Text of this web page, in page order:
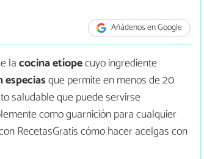
Añádenos en Google
lacocina etíopecuyo ingrediente
especiasque permite en menos de 20
saludable que puede servirse
como guarnición para cualquier
RecetasGratis cómo hacer acelgas con